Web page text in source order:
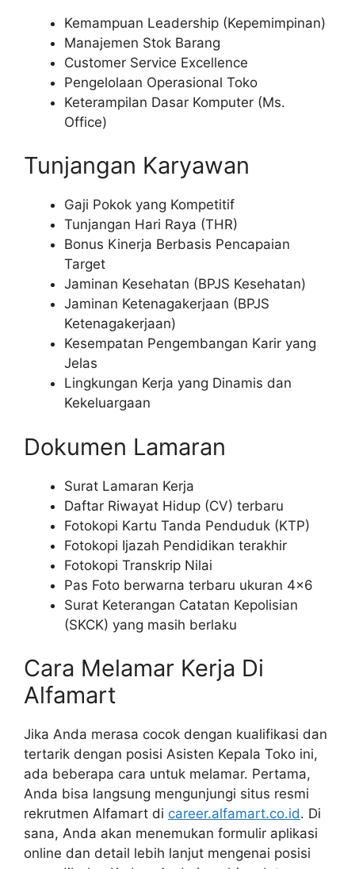
Kemampuan Leadership (Kepemimpinan)
Manajemen Stok Barang
Customer Service Excellence
Pengelolaan Operasional Toko
Keterampilan Dasar Komputer (Ms.
Office)
Tunjangan Karyawan
Gaji Pokok yang Kompetitif
Tunjangan Hari Raya (THR)
Bonus Kinerja Berbasis Pencapaian
Target
Jaminan Kesehatan (BPJS Kesehatan)
Jaminan Ketenagakerjaan (BPJS
Ketenagakerjaan)
Kesempatan Pengembangan Karir yang
Jelas
Lingkungan Kerja yang Dinamis dan
Kekeluargaan
Dokumen Lamaran
Surat Lamaran Kerja
Daftar Riwayat Hidup (CV) terbaru
Fotokopi Kartu Tanda Penduduk (KTP)
Fotokopi Ijazah Pendidikan terakhir
Fotokopi Transkrip Nilai
Pas Foto berwarna terbaru ukuran 4×6
Surat Keterangan Catatan Kepolisian
(SKCK) yang masih berlaku
Cara Melamar Kerja Di
Alfamart
Jika Anda merasa cocok dengan kualifikasi dan
tertarik dengan posisi Asisten Kepala Toko ini,
ada beberapa cara untuk melamar. Pertama,
Anda bisa langsung mengunjungi situs resmi
rekrutmen Alfamart di career.alfamart.co.id. Di
sana, Anda akan menemukan formulir aplikasi
online dan detail lebih lanjut mengenai posisi